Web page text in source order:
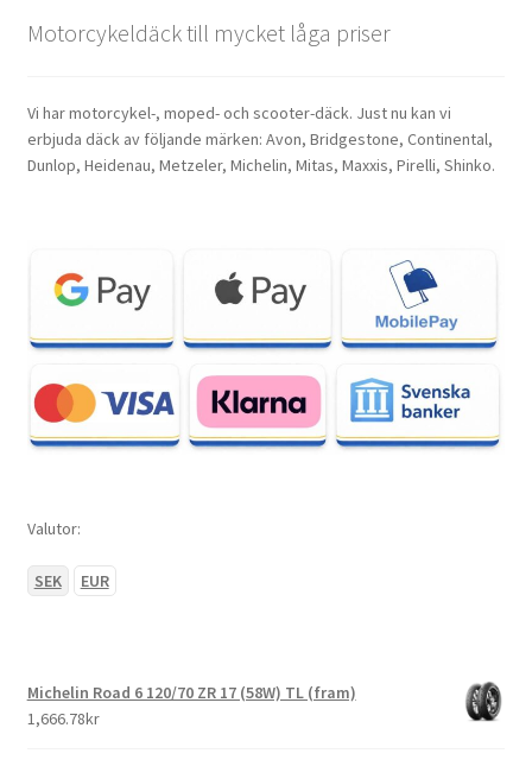
Motorcykeldäck till mycket låga priser
Vi har motorcykel-, moped- och scooter-däck. Just nu kan vi
erbjuda däck av följande märken: Avon, Bridgestone, Continental,
Dunlop, Heidenau, Metzeler, Michelin, Mitas, Maxxis, Pirelli, Shinko.
Valutor:
SEK EUR
Michelin Road 6 120/70 ZR 17 (58W) TL (fram)
1,666.78kr